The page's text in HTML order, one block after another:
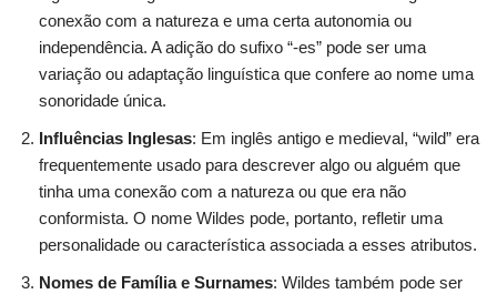
conexão com a natureza e uma certa autonomia ou
independência. A adição do sufixo “-es” pode ser uma
variação ou adaptação linguística que confere ao nome uma
sonoridade única.
Influências Inglesas: Em inglês antigo e medieval, “wild” era
frequentemente usado para descrever algo ou alguém que
tinha uma conexão com a natureza ou que era não
conformista. O nome Wildes pode, portanto, refletir uma
personalidade ou característica associada a esses atributos.
Nomes de Família e Surnames: Wildes também pode ser